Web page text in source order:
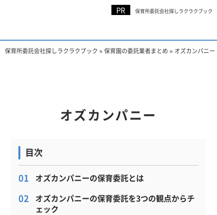
保育所委託会社探しラクラクブック
保育所委託会社探しラクラクブック »保育園の委託業者まとめ » オズカンパニー
オズカンパニー
オズカンパニーの保育委託とは
オズカンパニーの保育委託を3つの観点からチ
ェック